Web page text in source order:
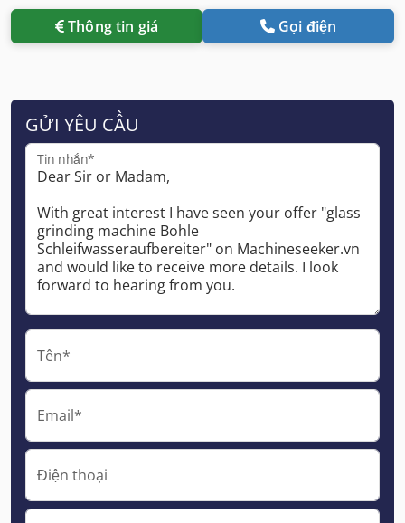
Thông tin giá Gọi điện
GỬI YÊU CẦU
Tin nhắn*
Tên*
Email*
Điện thoại